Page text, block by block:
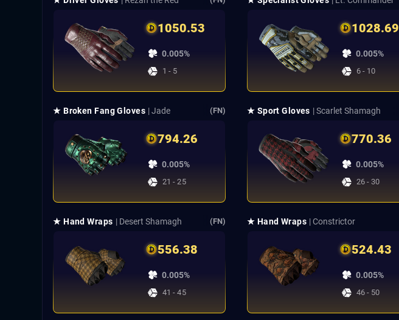
1050.53
0.005%
1 - 5
1028.69
0.005%
6 - 10
★ Broken Fang Gloves | Jade (FN)
794.26
0.005%
21 - 25
★ Sport Gloves | Scarlet Shamagh
770.36
0.005%
26 - 30
★ Hand Wraps | Desert Shamagh (FN)
556.38
0.005%
41 - 45
★ Hand Wraps | Constrictor
524.43
0.005%
46 - 50